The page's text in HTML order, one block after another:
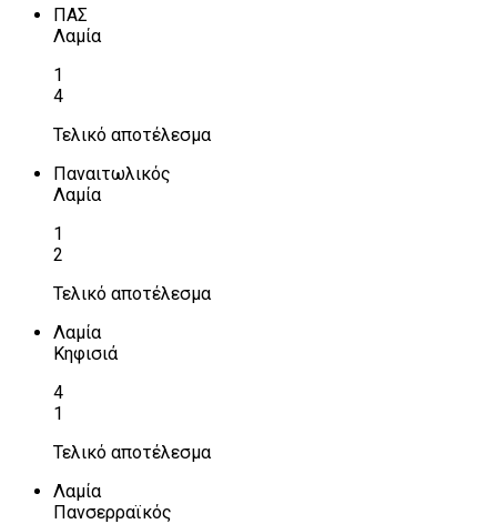
ΠΑΣ
Λαμία
1
4
Τελικό αποτέλεσμα
Παναιτωλικός
Λαμία
1
2
Τελικό αποτέλεσμα
Λαμία
Κηφισιά
4
1
Τελικό αποτέλεσμα
Λαμία
Πανσερραϊκός